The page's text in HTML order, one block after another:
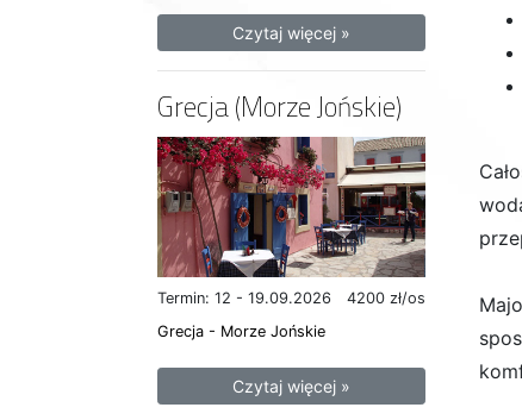
Czytaj więcej »
Grecja (Morze Jońskie)
Termin: 12 - 19.09.2026
4200 zł/os
Grecja - Morze Jońskie
Czytaj więcej »